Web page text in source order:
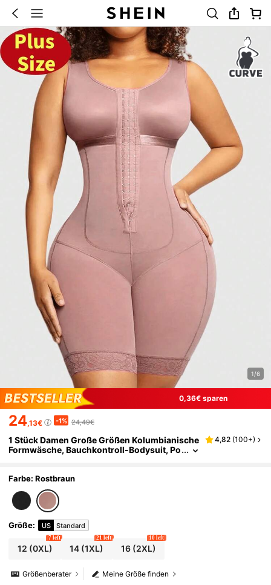
1/6
0,36€ sparen
24,13€ -1% 24,49€
1 Stück Damen Große Größen Kolumbianische
Formwäsche, Bauchkontroll-Bodysuit, Po
se
4,82 (100+)
Farbe: Rostbraun
Größe: US Standard
12 (0XL)
7 left
14 (1XL)
21 left
16(2XL)
10 left
Meine Größe finden
Größenberater